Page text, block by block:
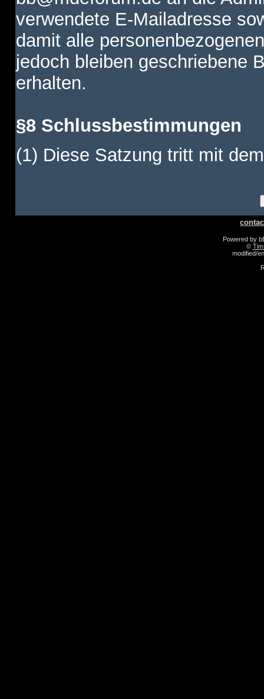
verwendete E-Mailadresse
damit alle
jedoch bleiben geschriebene
erhalten.
§8 Schlussbestimmungen
(1) Diese Satzung tritt mit
Powered by
©
modified/